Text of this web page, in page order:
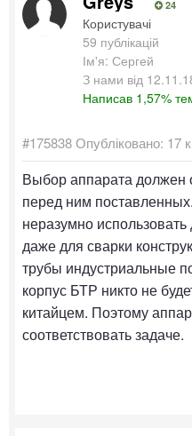
24
Користувачі
59 публікацій
Ім'я: Сергей
З нами від
Написав 1,57%
#175838Опубліковано: 17
Выбор аппарата должен
перед ним
неразумно
даже для сварки
трубы индустриальные
корпус БТР никто не
китайцем. Поэтому
соответствовать задаче.